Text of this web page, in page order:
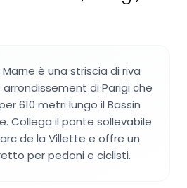
Marne è una striscia di riva
arrondissement di Parigi che
610 metri lungo il Bassin
Collega il ponte sollevabile
de la Villette e offre un
per pedoni e ciclisti.